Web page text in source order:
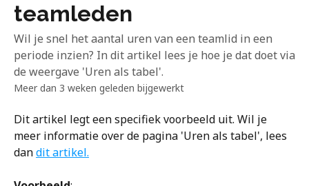
teamleden
Wil je snel het aantal uren van een teamlid in een
periode inzien? In dit artikel lees je hoe je dat doet via
de weergave 'Uren als tabel'.
Meer dan 3 weken geleden bijgewerkt
Dit artikel legt een specifiek voorbeeld uit. Wil je
meer informatie over de pagina 'Uren als tabel', lees
dan dit artikel.